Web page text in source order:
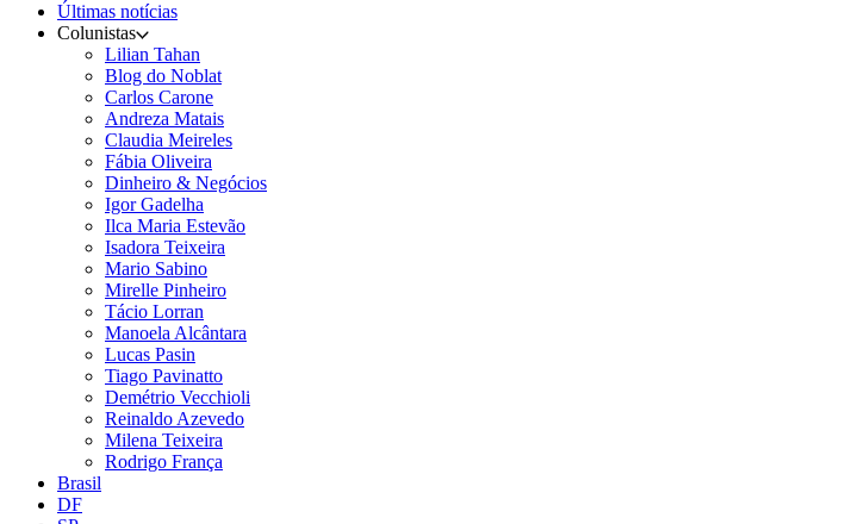
Últimas notícias
Colunistas
Lilian Tahan
Blog do Noblat
Carlos Carone
Andreza Matais
Claudia Meireles
Fábia Oliveira
Dinheiro & Negócios
Igor Gadelha
Ilca Maria Estevão
Isadora Teixeira
Mario Sabino
Mirelle Pinheiro
Tácio Lorran
Manoela Alcântara
Lucas Pasin
Tiago Pavinatto
Demétrio Vecchioli
Reinaldo Azevedo
Milena Teixeira
Rodrigo França
Brasil
DF